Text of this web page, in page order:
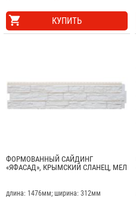
КУПИТЬ
ФОРМОВАННЫЙ САЙДИНГ
«ЯФАСАД», КРЫМСКИЙ СЛАНЕЦ, МЕЛ
длина: 1476мм; ширина: 312мм